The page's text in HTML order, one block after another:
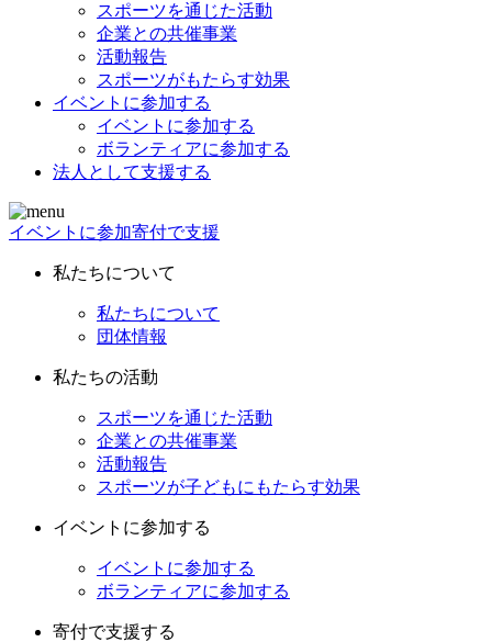
スポーツを通じた活動
企業との共催事業
活動報告
スポーツがもたらす効果
イベントに参加する
イベントに参加する
ボランティアに参加する
法人として支援する
イベントに参加寄付で支援
私たちについて
私たちについて
団体情報
私たちの活動
スポーツを通じた活動
企業との共催事業
活動報告
スポーツが子どもにもたらす効果
イベントに参加する
イベントに参加する
ボランティアに参加する
寄付で支援する